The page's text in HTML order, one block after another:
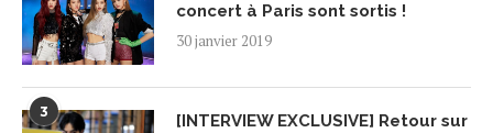
concert à Paris sont sortis !
30 janvier 2019
3
[INTERVIEW EXCLUSIVE] Retour sur